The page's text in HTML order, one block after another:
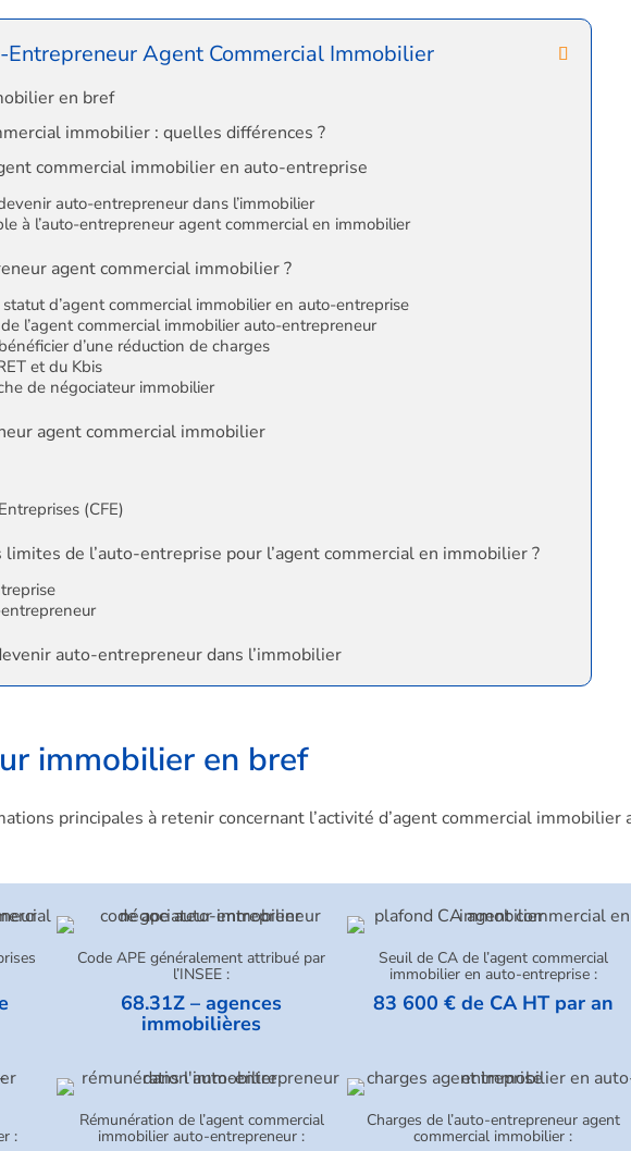
Agent Commercial Immobilier
en bref
immobilier : quelles différences ?
commercial immobilier en auto-entreprise
auto-entrepreneur dans l’immobilier
à l’auto-entrepreneur agent commercial en immobilier
agent commercial immobilier ?
statut d’agent commercial immobilier en auto-entreprise
l’agent commercial immobilier auto-entrepreneur
d’une réduction de charges
et du Kbis
de négociateur immobilier
agent commercial immobilier
(CFE)
de l’auto-entreprise pour l’agent commercial en immobilier ?
auto-entrepreneur dans l’immobilier
immobilier en bref
principales à retenir concernant l’activité d’agent commercial immobilier
Code APE généralement attribué par
l’INSEE :
68.31Z – agences
immobilières
Seuil de CA de l’agent commercial
immobilier en auto-entreprise :
83 600 € de CA HT par an
:
Rémunération de l’agent commercial
immobilier auto-entrepreneur :
Charges de l’auto-entrepreneur agent
commercial immobilier :